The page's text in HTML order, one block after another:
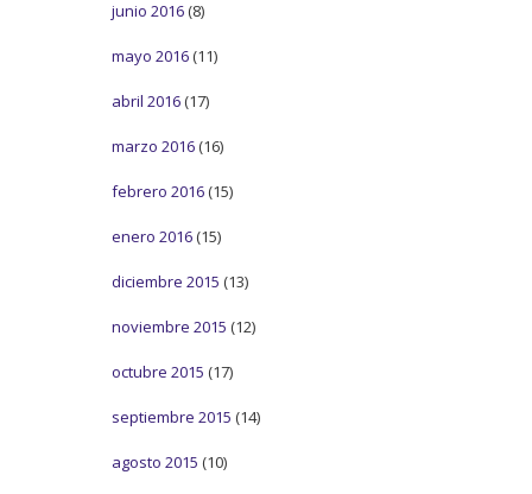
junio 2016 (8)
mayo 2016 (11)
abril 2016 (17)
marzo 2016 (16)
febrero 2016 (15)
enero 2016 (15)
diciembre 2015 (13)
noviembre 2015 (12)
octubre 2015 (17)
septiembre 2015 (14)
agosto 2015 (10)